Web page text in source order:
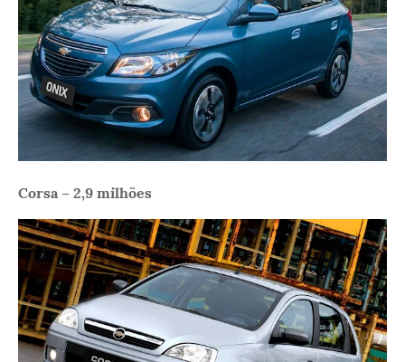
Corsa – 2,9 milhões